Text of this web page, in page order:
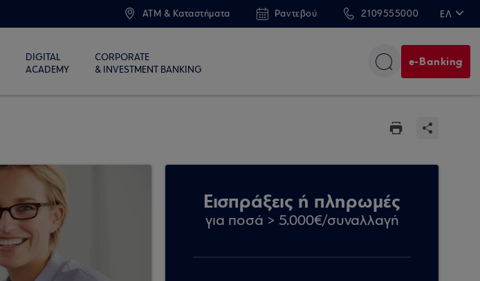
ATM & Καταστήματα Ραντεβού 2109555000 ΕΛ
DIGITAL
ACADEMY
CORPORATE
& INVESTMENT BANKING
e-Banking
Εισπράξεις ή πληρωμές
για ποσά > 5.000€/συναλλαγή